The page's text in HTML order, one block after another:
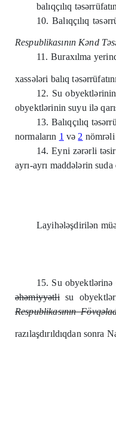
balıqçılıq
10. Balıqçılıq
Respublikasının Kənd
11. Buraxılma
xassələri balıq
12. Su obyektlərinin
obyektlərinin suyu ilə
13. Balıqçılıq
normaların 1 və 2 nömrəli
14. Eyni zərərli təsir
ayrı-ayrı maddələrin suda
Layihələşdirilən
15. Su obyektlərinə
əhəmiyyətlisu
Respublikasının
razılaşdırıldıqdan